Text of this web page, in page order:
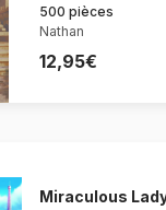
500 pièces
Nathan
12,95€
Miraculous